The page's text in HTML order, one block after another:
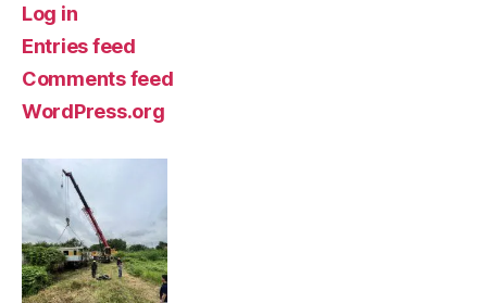
Log in
Entries feed
Comments feed
WordPress.org